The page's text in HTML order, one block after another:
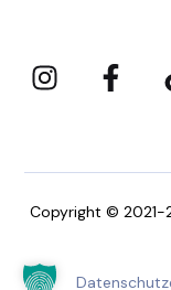
Copyright © 2021-